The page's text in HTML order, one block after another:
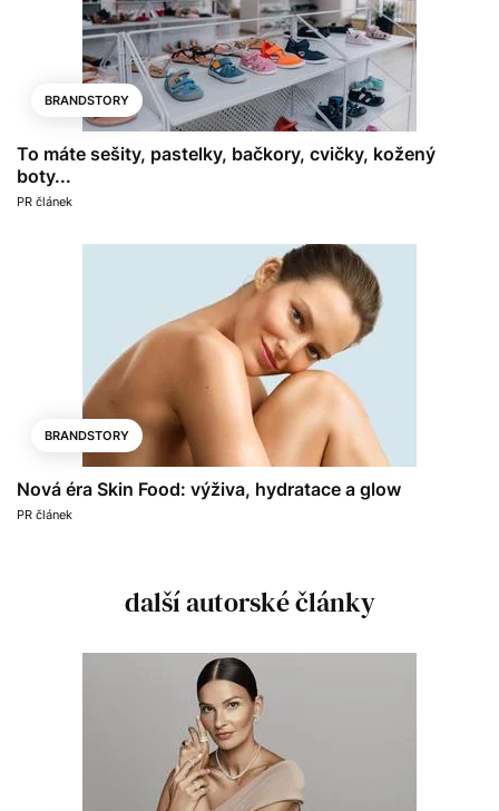
BRANDSTORY
To máte sešity, pastelky, bačkory, cvičky, kožený
boty...
PR článek
BRANDSTORY
Nová éra Skin Food: výživa, hydratace a glow
PR článek
další autorské články